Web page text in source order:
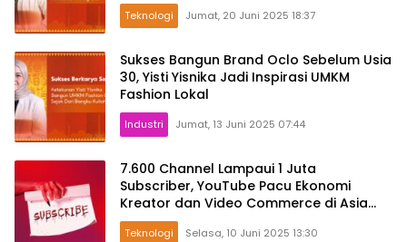
Teknologi Jumat, 20 Juni 2025 18:37
Sukses Bangun Brand Oclo Sebelum Usia
30, Yisti Yisnika Jadi Inspirasi UMKM
Fashion Lokal
Industri Jumat, 13 Juni 2025 07:44
7.600 Channel Lampaui 1 Juta
Subscriber, YouTube Pacu Ekonomi
Kreator dan Video Commerce di Asia
Tenggara
Teknologi Selasa, 10 Juni 2025 13:30